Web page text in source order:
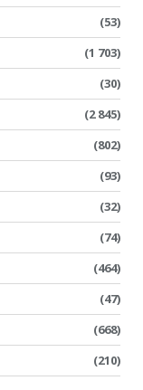
(53)
(1 703)
(30)
(2 845)
(802)
(93)
(32)
(74)
(464)
(47)
(668)
(210)